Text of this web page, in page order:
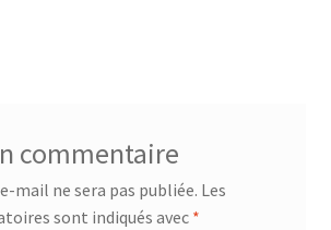
commentaire
mail ne sera pas publiée. Les
sont indiqués avec *